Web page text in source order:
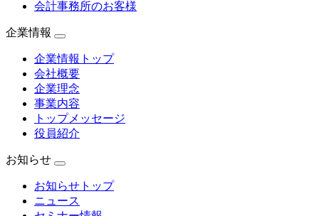
会計事務所のお客様
企業情報
企業情報トップ
会社概要
企業理念
事業内容
トップメッセージ
役員紹介
お知らせ
お知らせトップ
ニュース